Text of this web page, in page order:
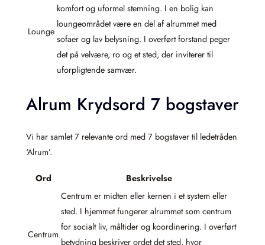
Lounge
komfort og uformel stemning. I en bolig kan
loungeområdet være en del af alrummet med
sofaer og lav belysning. I overført forstand peger
det på velvære, ro og et sted, der inviterer til
uforpligtende samvær.
Alrum Krydsord 7 bogstaver
Vi har samlet 7 relevante ord med 7 bogstaver til ledetråden
‘Alrum’.
Ord Beskrivelse
Centrum
Centrum er midten eller kernen i et system eller
sted. I hjemmet fungerer alrummet som centrum
for socialt liv, måltider og koordinering. I overført
betydning beskriver ordet det sted, hvor